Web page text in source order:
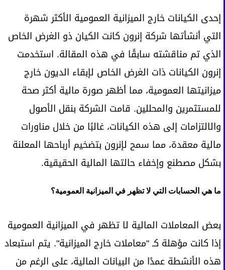
إحدى الكيانات خارج الميزانية العمومية الأكثر شهرة
التي أنشأتها شركة إنرون كانت الكيان ذو الغرض الخاص
الذي تم مناقشته سابقًا في هذه المقالة. استخدمت
إنرون الكيانات ذات الغرض الخاص لإبقاء الديون خارج
ميزانيتها العمومية، مما أظهر صورة مالية أكثر صحة
للمستثمرين والمحللين. قامت الشركة بنقل الأصول
والالتزامات إلى هذه الكيانات، غالبًا من خلال مناورات
مالية معقدة، مما سمح لإنرون بتضخيم أرباحها المعلنة
بشكل مصطنع وإخفاء حالتها المالية الحقيقية.
ما هي الحسابات التي لا تظهر في الميزانية العمومية؟
بعض المعاملات المالية لا تظهر في الميزانية العمومية
إذا كانت مؤهلة كـ "معاملات خارج الميزانية". يتم استبعاد
هذه الأنشطة عمدًا من البيانات المالية، على الرغم من